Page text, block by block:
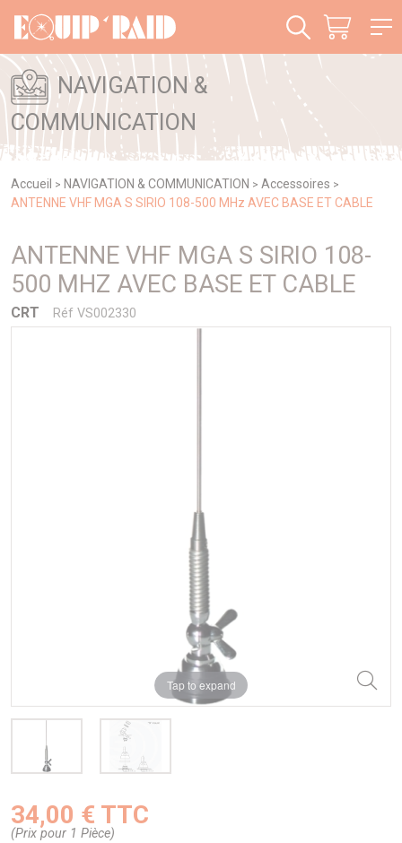
NAVIGATION &
COMMUNICATION
Accueil > NAVIGATION & COMMUNICATION > Accessoires >
ANTENNE VHF MGA S SIRIO 108-500 MHz AVEC BASE ET CABLE
ANTENNE VHF MGA S SIRIO 108-
500 MHZ AVEC BASE ET CABLE
CRT Réf VS002330
Tap to expand
34,00 € TTC
(Prix pour 1 Pièce)
Panneau de gestion des cookies